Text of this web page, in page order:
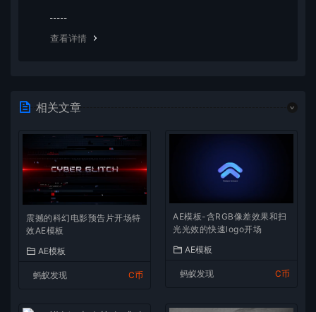
查看详情
相关文章
震撼的科幻电影预告片开场特
效AE模板
AE模板
蚂蚁发现 C币
AE模板-含RGB像差效果和扫
光光效的快速logo开场
AE模板
蚂蚁发现 C币